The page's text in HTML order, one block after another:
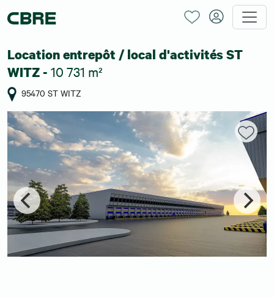
Location entrepôt / local d'activités ST
WITZ - 10 731 m²
95470 ST WITZ